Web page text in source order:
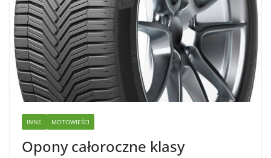
INNE MOTOWIEŚCI
Opony całoroczne klasy